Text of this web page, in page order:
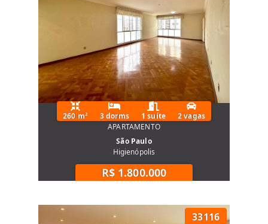
260 m² 3 dorms 1 suíte
2 vagas
APARTAMENTO
São Paulo
Higienópolis
R$ 1.800.000
33116